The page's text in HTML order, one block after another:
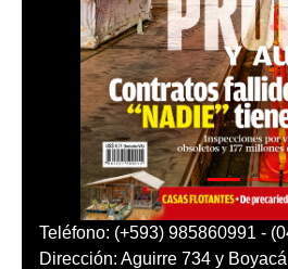
Teléfono: (+593) 985860991 -
Dirección: Aguirre 734 y